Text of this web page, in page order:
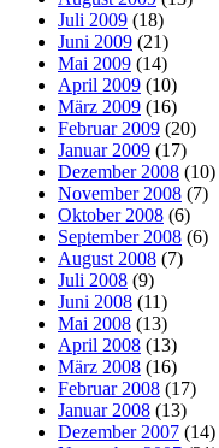
Juli 2009 (18)
Juni 2009 (21)
Mai 2009 (14)
April 2009 (10)
März 2009 (16)
Februar 2009 (20)
Januar 2009 (17)
Dezember 2008 (10)
November 2008 (7)
Oktober 2008 (6)
September 2008 (6)
August 2008 (7)
Juli 2008 (9)
Juni 2008 (11)
Mai 2008 (13)
April 2008 (13)
März 2008 (16)
Februar 2008 (17)
Januar 2008 (13)
Dezember 2007 (14)